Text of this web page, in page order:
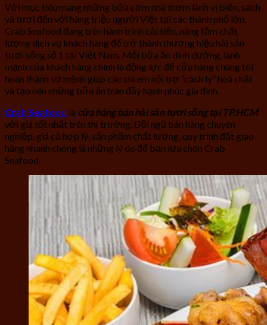
Với mục tiêu mang những bữa cơm nhà thơm lành vị biển, sạch
và tươi đến với hàng triệu người Việt tại các thành phố lớn.
Crab Seafood đang trên hành trình cải tiến, nâng tầm chất
lượng dịch vụ khách hàng để trở thành thương hiệu hải sản
tươi sống số 1 tại Việt Nam. Mỗi bữa ăn dinh dưỡng, lành
mạnh của khách hàng chính là động lực để cửa hàng chúng tôi
hoàn thành sứ mệnh giúp các chị em nội trợ “cách ly” hoá chất
và tạo nên những bữa ăn tràn đầy hạnh phúc gia đình.
Crab Seafood là cửa hàng bán hải sản tươi sống tại TP.HCM
với giá tốt nhất trên thị trường. Đội ngũ bán hàng chuyên
nghiệp, giá cả hợp lý, sản phẩm chất lượng, quy trình đặt giao
hàng nhanh chóng là những lý do để bạn lựa chọn Crab
Seafood.